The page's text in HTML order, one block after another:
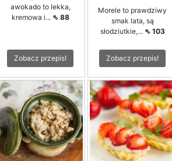
awokado to lekka,
kremowa i... ⇖ 88
Zobacz przepis!
Morele to prawdziwy
smak lata, są
słodziutkie,... ⇖ 103
Zobacz przepis!